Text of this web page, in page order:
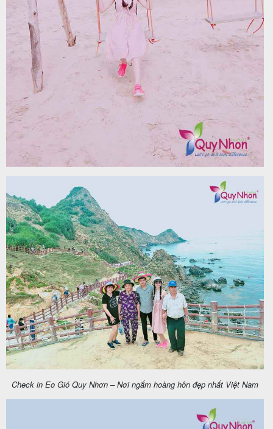
Check in Eo Gió Quy Nhơn – Nơi ngắm hoàng hôn đẹp nhất Việt Nam